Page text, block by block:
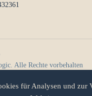
Alle Rechte vorbehalten
für Analysen und zur